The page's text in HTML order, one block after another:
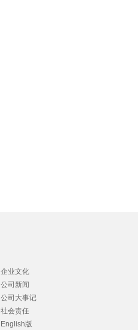
企业文化
公司新闻
公司大事记
社会责任
English版